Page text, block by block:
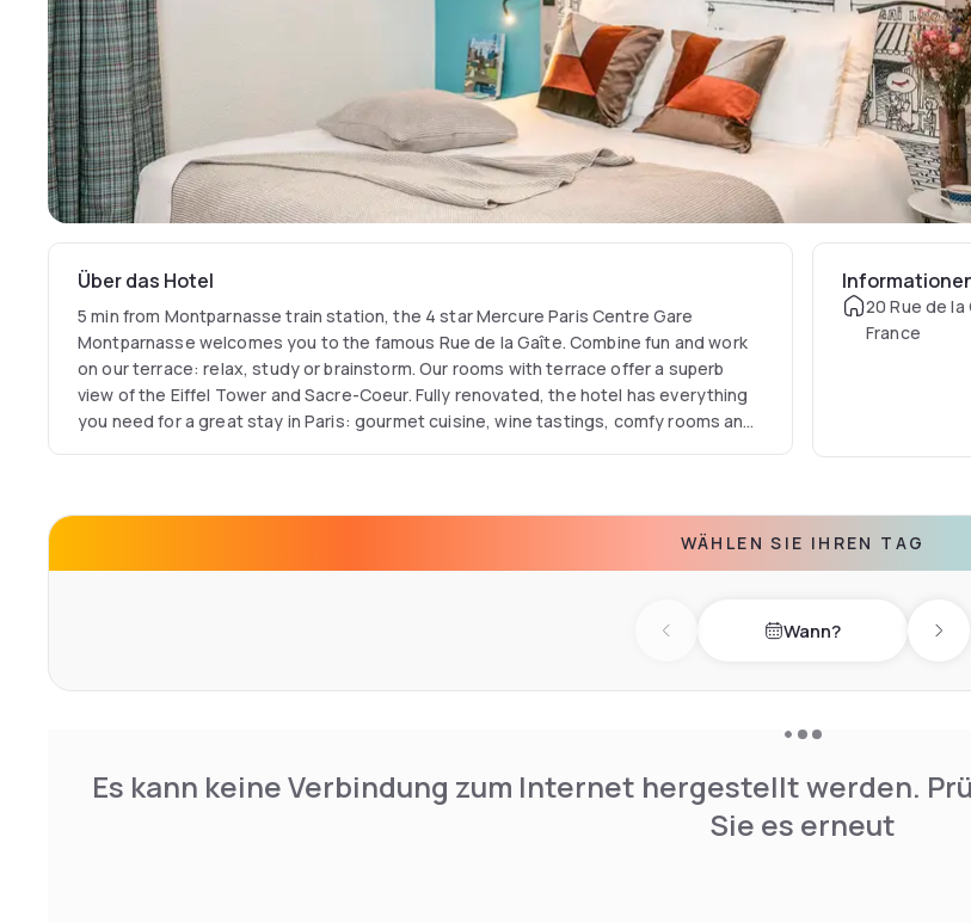
Über das Hotel
5 min from Montparnasse train station, the 4 star Mercure Paris Centre Gare
Montparnasse welcomes you to the famous Rue de la Gaîte. Combine fun and work
on our terrace: relax, study or brainstorm. Our rooms with terrace offer a superb
view of the Eiffel Tower and Sacre-Coeur. Fully renovated, the hotel has everything
you need for a great stay in Paris: gourmet cuisine, wine tastings, comfy rooms and
20 Rue de la
France
WÄHLEN SIE IHREN TAG
Previous day Wann?
Es kann keine Verbindung zum Internet hergestellt werden.
Sie es erneut